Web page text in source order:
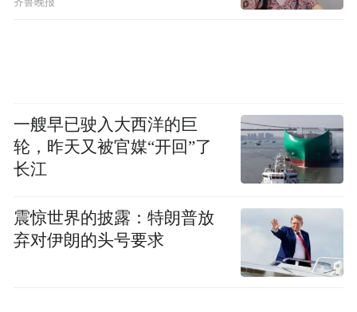
一艘早已驶入大西洋的巨
轮，昨天又被官媒“开回”了
长江
震惊世界的披露：特朗普放
弃对伊朗的头号要求